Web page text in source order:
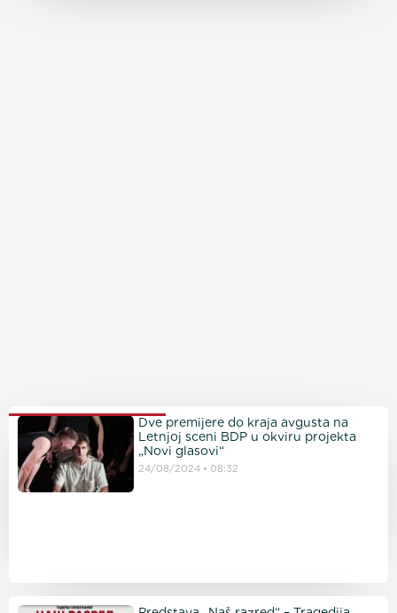
PROČITAJTE JOŠDve premijere do kraja avgusta na
Letnjoj sceni BDP u okviru projekta
„Novi glasovi“
24/08/2024 08:32